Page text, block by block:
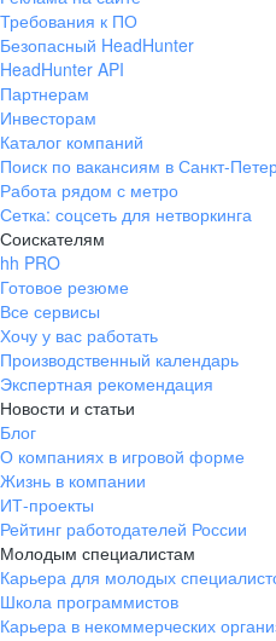
Требования к ПО
Безопасный HeadHunter
HeadHunter API
Партнерам
Инвесторам
Каталог компаний
Поиск по вакансиям в Санкт-
Работа рядом с метро
Сетка: соцсеть для нетворкинга
Соискателям
hh PRO
Готовое резюме
Все сервисы
Хочу у вас работать
Производственный календарь
Экспертная рекомендация
Новости и статьи
Блог
О компаниях в игровой форме
Жизнь в компании
ИТ-проекты
Рейтинг работодателей России
Молодым специалистам
Карьера для молодых
Школа программистов
Карьера в некоммерческих